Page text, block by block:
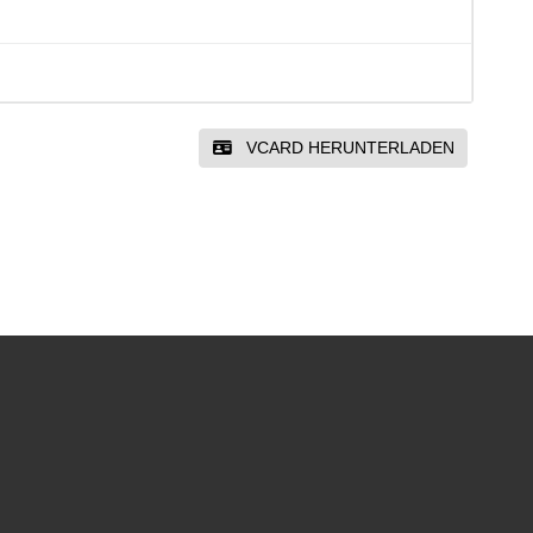
VCARD HERUNTERLADEN